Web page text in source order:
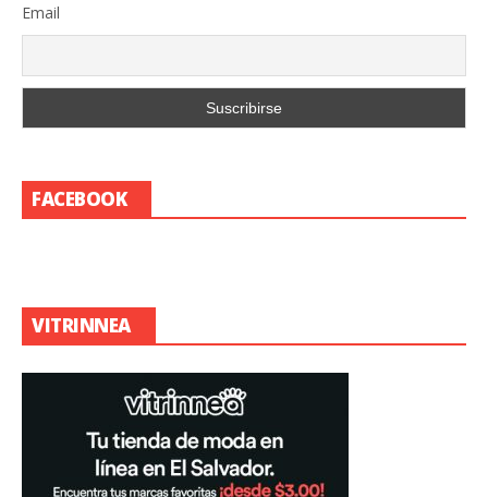
Email
FACEBOOK
VITRINNEA